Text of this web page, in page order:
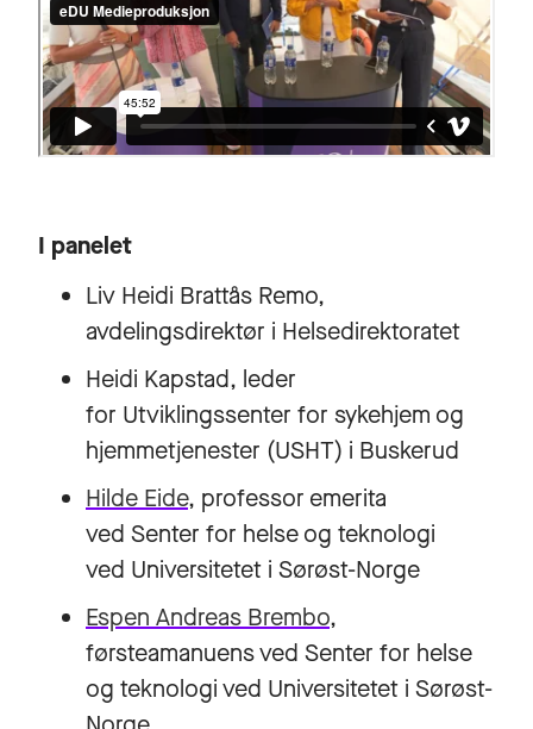
I panelet
Liv Heidi Brattås Remo,
avdelingsdirektør i Helsedirektoratet
Heidi Kapstad, leder
for Utviklingssenter for sykehjem og
hjemmetjenester (USHT) i Buskerud
Hilde Eide, professor emerita
ved Senter for helse og teknologi
ved Universitetet i Sørøst-Norge
Espen Andreas Brembo,
førsteamanuens ved Senter for helse
og teknologi ved Universitetet i Sørøst-